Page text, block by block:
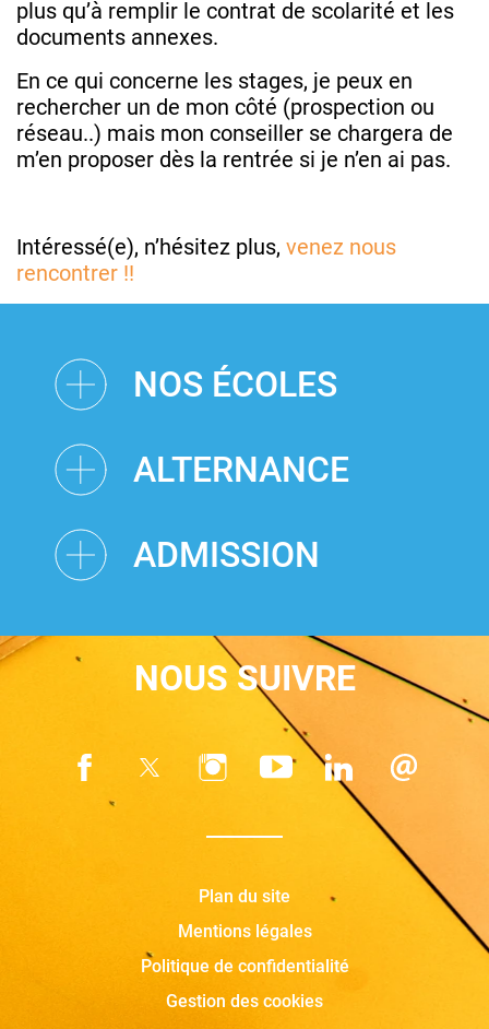
plus qu’à remplir le contrat de scolarité et les
documents annexes.
En ce qui concerne les stages, je peux en
rechercher un de mon côté (prospection ou
réseau..) mais mon conseiller se chargera de
m’en proposer dès la rentrée si je n’en ai pas.
Intéressé(e), n’hésitez plus, venez nous
rencontrer !!
NOS ÉCOLES
ALTERNANCE
ADMISSION
NOUS SUIVRE
Plan du site
Mentions légales
Politique de confidentialité
Gestion des cookies